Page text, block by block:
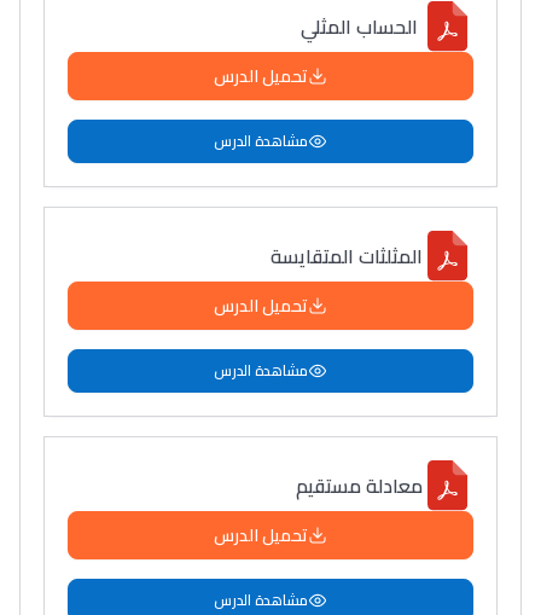
الحساب المثلي
تحميل الدرس
مشاهدة الدرس
المثلثات المتقايسة
تحميل الدرس
مشاهدة الدرس
معادلة مستقيم
تحميل الدرس
مشاهدة الدرس